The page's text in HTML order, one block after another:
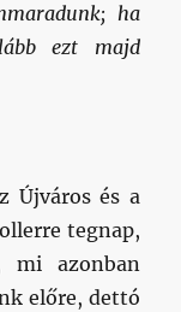
ha
ezt majd
Újváros és a
tegnap,
mi azonban
előre, dettó